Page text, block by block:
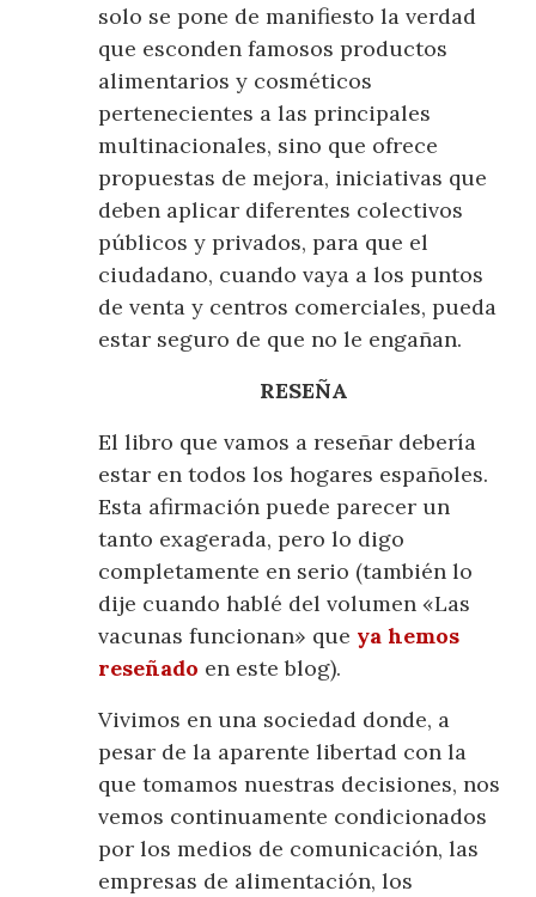
solo se pone de manifiesto la verdad
que esconden famosos productos
alimentarios y cosméticos
pertenecientes a las principales
multinacionales, sino que ofrece
propuestas de mejora, iniciativas que
deben aplicar diferentes colectivos
públicos y privados, para que el
ciudadano, cuando vaya a los puntos
de venta y centros comerciales, pueda
estar seguro de que no le engañan.
RESEÑA
El libro que vamos a reseñar debería
estar en todos los hogares españoles.
Esta afirmación puede parecer un
tanto exagerada, pero lo digo
completamente en serio (también lo
dije cuando hablé del volumen «Las
vacunas funcionan» que ya hemos
reseñado en este blog).
Vivimos en una sociedad donde, a
pesar de la aparente libertad con la
que tomamos nuestras decisiones, nos
vemos continuamente condicionados
por los medios de comunicación, las
empresas de alimentación, los